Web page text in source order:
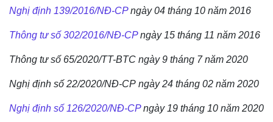
Nghị định 139/2016/NĐ-CP ngày 04 tháng 10 năm 2016
Thông tư số 302/2016/NĐ-CPngày 15 tháng 11 năm 2016
Thông tư số 65/2020/TT-BTC ngày 9 tháng 7 năm 2020
Nghị định số 22/2020/NĐ-CP ngày 24 tháng 02 năm 2020
Nghị định số 126/2020/NĐ-CPngày 19 tháng 10 năm 2020